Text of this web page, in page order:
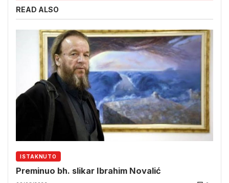
READ ALSO
ISTAKNUTO
Preminuo bh. slikar Ibrahim Novalić